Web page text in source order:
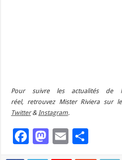
Pour suivre les actualités de
réel, retrouvez Mister Riviera sur
Twitter& Instagram.
Facebook
Mastodon
Email